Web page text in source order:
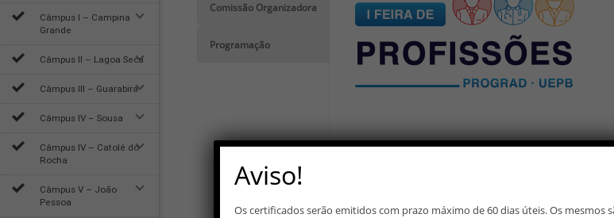
Câmpus I – Campina
Grande
Câmpus II – Lagoa Seca
Câmpus III – Guarabira
Câmpus IV – Sousa
Câmpus IV – Catolé do
Rocha
Câmpus V – João
Pessoa
Comissão Organizadora
Programação
Exposição das atividades dos cursos de graduação da
Aviso!
Os certificados serão emitidos com prazo máximo de 60 dias úteis. Os mesmos